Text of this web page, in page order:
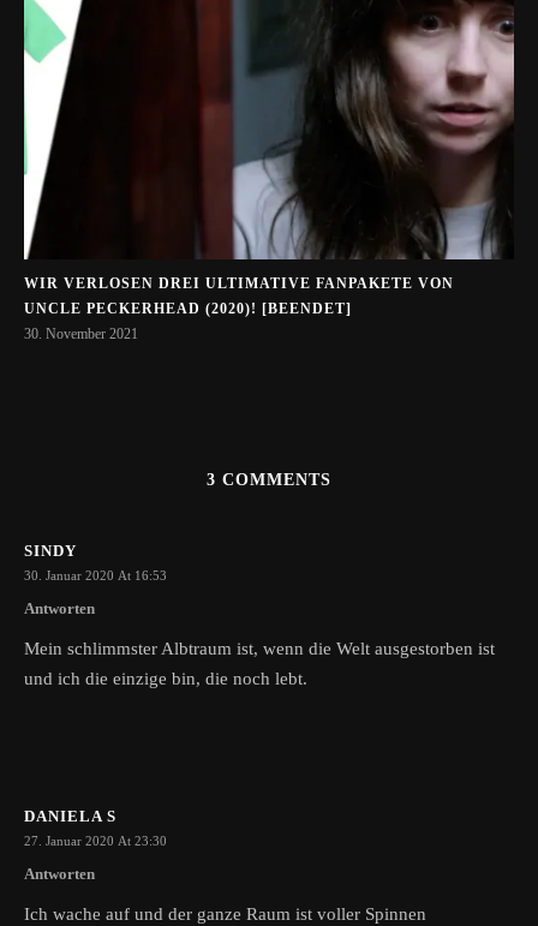
WIR VERLOSEN DREI ULTIMATIVE FANPAKETE VON
UNCLE PECKERHEAD (2020)! [BEENDET]
30. November 2021
3 COMMENTS
SINDY
30. Januar 2020 At 16:53
Antworten
Mein schlimmster Albtraum ist, wenn die Welt ausgestorben ist
und ich die einzige bin, die noch lebt.
DANIELA S
27. Januar 2020 At 23:30
Antworten
Ich wache auf und der ganze Raum ist voller Spinnen